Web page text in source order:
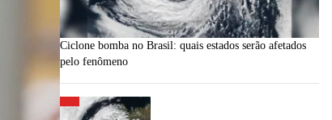
Ciclone bomba no Brasil: quais estados serão afetados
pelo fenômeno